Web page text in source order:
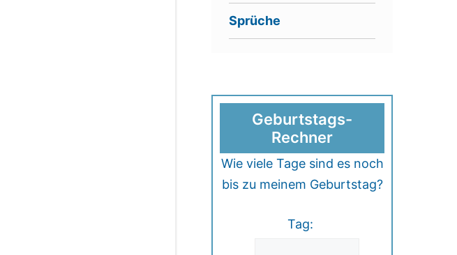
Sprüche
Geburtstags-
Rechner
Wie viele Tage sind es noch
bis zu meinem Geburtstag?
Tag: